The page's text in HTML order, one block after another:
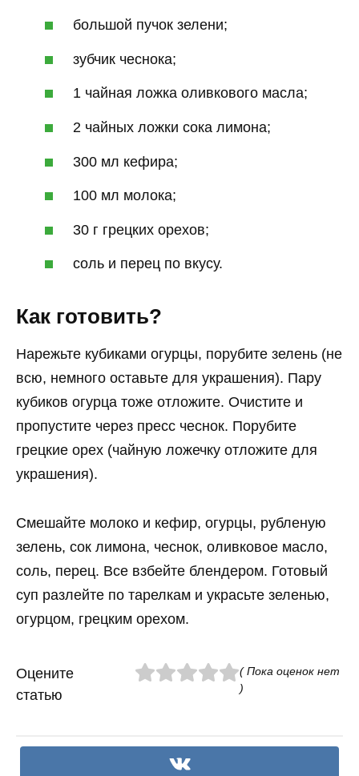
большой пучок зелени;
зубчик чеснока;
1 чайная ложка оливкового масла;
2 чайных ложки сока лимона;
300 мл кефира;
100 мл молока;
30 г грецких орехов;
соль и перец по вкусу.
Как готовить?
Нарежьте кубиками огурцы, порубите зелень (не
всю, немного оставьте для украшения). Пару
кубиков огурца тоже отложите. Очистите и
пропустите через пресс чеснок. Порубите
грецкие орех (чайную ложечку отложите для
украшения).
Смешайте молоко и кефир, огурцы, рубленую
зелень, сок лимона, чеснок, оливковое масло,
соль, перец. Все взбейте блендером. Готовый
суп разлейте по тарелкам и украсьте зеленью,
огурцом, грецким орехом.
Оцените
статью
( Пока оценок нет
)